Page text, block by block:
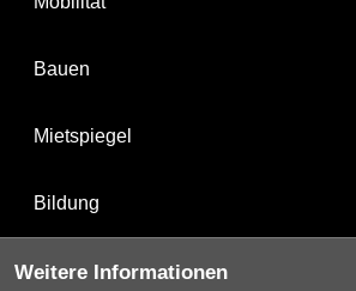
Bauen
Mietspiegel
Bildung
Weitere Informationen